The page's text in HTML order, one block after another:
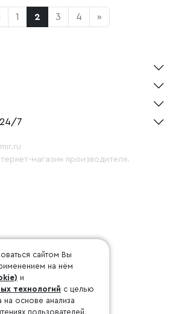
1 2 3 4 »
24/7
магазин производителя.
сайтом Вы
на нём
и
технологий с целью
на основе анализа
пользователей.